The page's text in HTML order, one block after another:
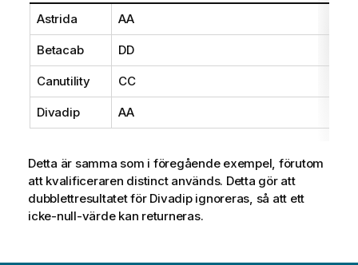
Astrida AA
Betacab DD
Canutility CC
Divadip AA
Detta är samma som i föregående exempel, förutom
att kvalificeraren distinctanvänds. Detta gör att
dubblettresultatet för Divadipignoreras, så att ett
icke-null-värde kan returneras.